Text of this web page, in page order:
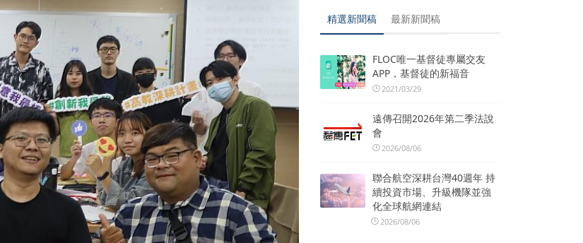
精選新聞稿 最新新聞稿
FLOC唯一基督徒專屬交友
APP，基督徒的新福音
2021/03/29
遠傳召開2026年第二季法說
會
2026/08/06
聯合航空深耕台灣40週年 持
續投資市場、升級機隊並強
化全球航網連結
2026/08/06